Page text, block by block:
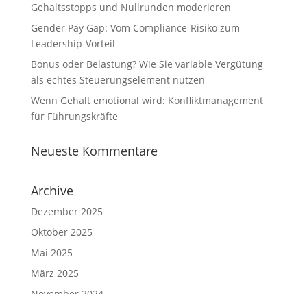
Gehaltsstopps und Nullrunden moderieren
Gender Pay Gap: Vom Compliance-Risiko zum
Leadership-Vorteil
Bonus oder Belastung? Wie Sie variable Vergütung
als echtes Steuerungselement nutzen
Wenn Gehalt emotional wird: Konfliktmanagement
für Führungskräfte
Neueste Kommentare
Archive
Dezember 2025
Oktober 2025
Mai 2025
März 2025